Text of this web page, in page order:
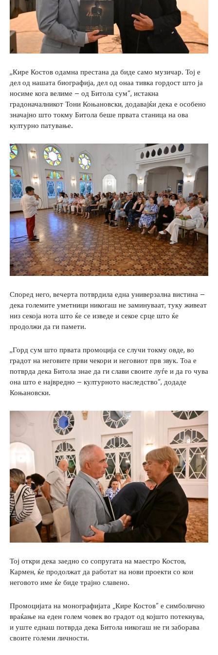
,,Кире Костов одамна престана да биде само музичар. Тој е
дел од нашата биографија, дел од онаа тивка гордост што ја
носиме кога велиме – од Битола сум“, истакна
градоначалникот Тони Коњановски, додавајќи дека е особено
значајно што токму Битола беше првата станица на ова
културно патување.
Според него, вечерта потврдила една универзална вистина –
дека големите уметници никогаш не заминуваат, туку живеат
низ секоја нота што ќе се изведе и секое срце што ќе
продолжи да ги памети.
,,Горд сум што првата промоција се случи токму овде, во
градот на неговите први чекори и неговиот прв звук. Тоа е
потврда дека Битола знае да ги слави своите луѓе и да го чува
она што е највредно – културното наследство“, додаде
Коњановски.
Тој откри дека заедно со сопругата на маестро Костов,
Кармен, ќе продолжат да работат на нови проекти со кои
неговото име ќе биде трајно славено.
Промоцијата на монографијата „Кире Костов“ е симболично
враќање на еден голем човек во градот од којшто потекнува,
и уште еднаш потврда дека Битола никогаш не ги заборава
своите големи личности.